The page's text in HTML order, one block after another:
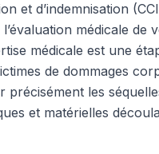
et d’indemnisation
médicale de
médicale est une
de dommages
précisément les
et matérielles